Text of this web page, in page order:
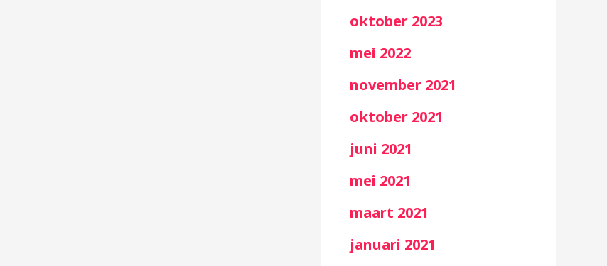
oktober 2023
mei 2022
november 2021
oktober 2021
juni 2021
mei 2021
maart 2021
januari 2021